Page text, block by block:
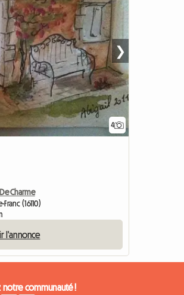
4
❯
Charme
(16110)
l'annonce
notre communauté !